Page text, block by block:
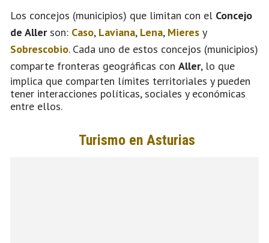
Los concejos (municipios) que limitan con el Concejo
de Allerson: Caso, Laviana, Lena, Mieres y
Sobrescobio. Cada uno de estos concejos (municipios)
comparte fronteras geográficas con Aller, lo que
implica que comparten límites territoriales y pueden
tener interacciones políticas, sociales y económicas
entre ellos.